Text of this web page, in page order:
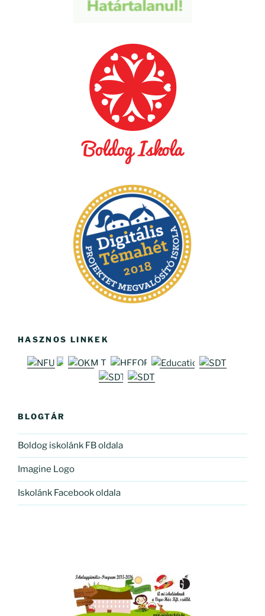
HASZNOS LINKEK
BLOGTÁR
Boldog iskolánk FB oldala
Imagine Logo
Iskolánk Facebook oldala